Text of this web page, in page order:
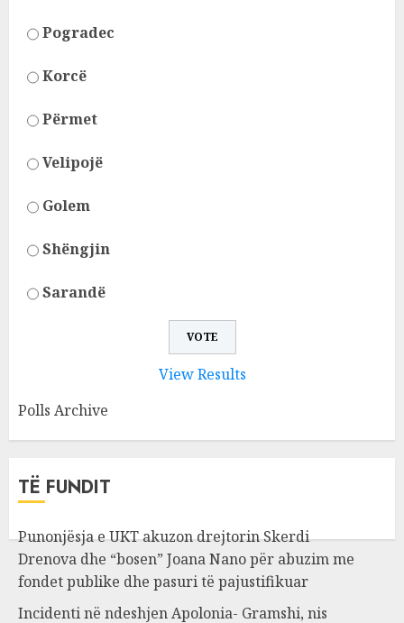
Pogradec
Korcë
Përmet
Velipojë
Golem
Shëngjin
Sarandë
View Results
Polls Archive
TË FUNDIT
Punonjësja e UKT akuzon drejtorin Skerdi
Drenova dhe “bosen” Joana Nano për abuzim me
fondet publike dhe pasuri të pajustifikuar
Incidenti në ndeshjen Apolonia- Gramshi, nis